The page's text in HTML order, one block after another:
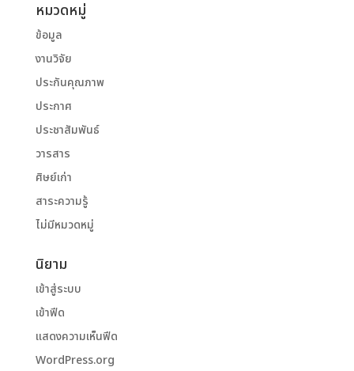
หมวดหมู่
ข้อมูล
งานวิจัย
ประกันคุณภาพ
ประกาศ
ประชาสัมพันธ์
วารสาร
ศิษย์เก่า
สาระความรู้
ไม่มีหมวดหมู่
นิยาม
เข้าสู่ระบบ
เข้าฟีด
แสดงความเห็นฟีด
WordPress.org